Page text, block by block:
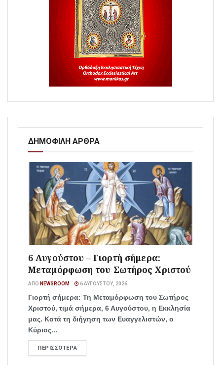
ΔΗΜΟΦΙΛΗ ΑΡΘΡΑ
6 Αυγούστου – Γιορτή σήμερα:
Μεταμόρφωση του Σωτήρος Χριστού
ΑΠΌ NEWSROOM 6 ΑΥΓΟΎΣΤΟΥ, 2026
Γιορτή σήμερα: Τη Μεταμόρφωση του Σωτήρος
Χριστού, τιμά σήμερα, 6 Αυγούστου, η Εκκλησία
μας. Κατά τη διήγηση των Ευαγγελιστών, ο
Κύριος...
ΠΕΡΙΣΣΌΤΕΡΑ